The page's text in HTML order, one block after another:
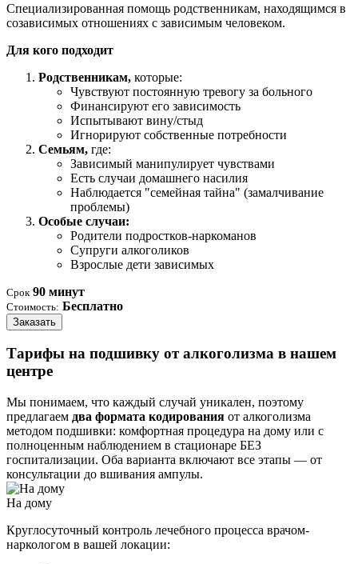
Специализированная помощь родственникам, находящимся в
созависимых отношениях с зависимым человеком.
Для кого подходит
Родственникам, которые:
Чувствуют постоянную тревогу за больного
Финансируют его зависимость
Испытывают вину/стыд
Игнорируют собственные потребности
Семьям, где:
Зависимый манипулирует чувствами
Есть случаи домашнего насилия
Наблюдается "семейная тайна" (замалчивание
проблемы)
Особые случаи:
Родители подростков-наркоманов
Супруги алкоголиков
Взрослые дети зависимых
Срок 90 минут
Стоимость: Бесплатно
Заказать
Тарифы на подшивку от алкоголизма в нашем
центре
Мы понимаем, что каждый случай уникален, поэтому
предлагаем два формата кодирования от алкоголизма
методом подшивки: комфортная процедура на дому или с
полноценным наблюдением в стационаре БЕЗ
госпитализации. Оба варианта включают все этапы — от
консультации до вшивания ампулы.
На дому
Круглосуточный контроль лечебного процесса врачом-
наркологом в вашей локации: